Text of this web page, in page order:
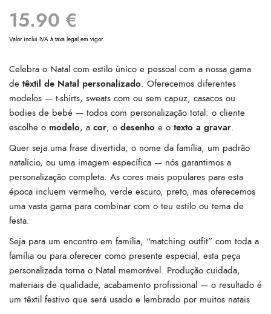
15.90 €
Valor inclui IVA à taxa legal em vigor.
Celebra o Natal com estilo único e pessoal com a nossa gama
de têxtil de Natal personalizado. Oferecemos diferentes
modelos — t-shirts, sweats com ou sem capuz, casacos ou
bodies de bebé — todos com personalização total: o cliente
escolhe o modelo, a cor, o desenho e o texto a gravar.
Quer seja uma frase divertida, o nome da família, um padrão
natalício, ou uma imagem específica — nós garantimos a
personalização completa. As cores mais populares para esta
época incluem vermelho, verde escuro, preto, mas oferecemos
uma vasta gama para combinar com o teu estilo ou tema de
festa.
Seja para um encontro em família, “matching outfit” com toda a
família ou para oferecer como presente especial, esta peça
personalizada torna o Natal memorável. Produção cuidada,
materiais de qualidade, acabamento profissional — o resultado é
um têxtil festivo que será usado e lembrado por muitos natais